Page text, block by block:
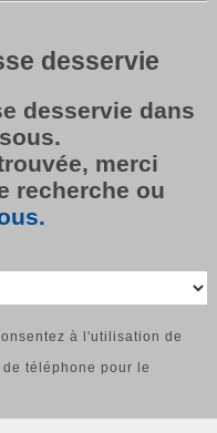
desservie
desservie dans
merci
recherche ou
téléphone pour le